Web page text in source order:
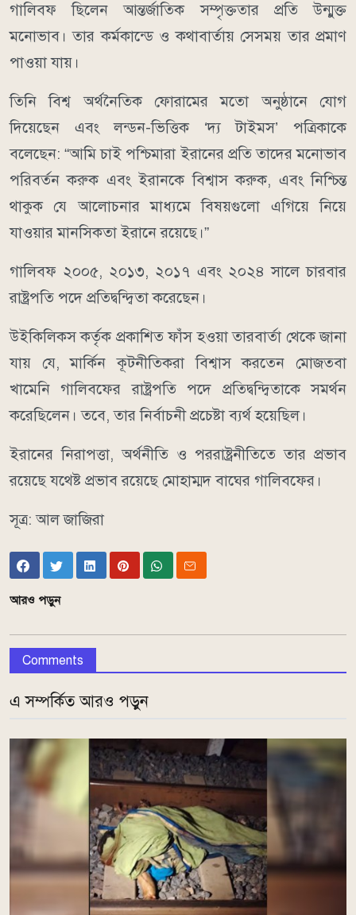
গালিবফ ছিলেন আন্তর্জাতিক সম্পৃক্ততার প্রতি উন্মুক্ত
মনোভাব। তার কর্মকান্ডে ও কথাবার্তায় সেসময় তার প্রমাণ
পাওয়া যায়।
তিনি বিশ্ব অর্থনৈতিক ফোরামের মতো অনুষ্ঠানে যোগ
দিয়েছেন এবং লন্ডন-ভিত্তিক ‘দ্য টাইমস’ পত্রিকাকে
বলেছেন: “আমি চাই পশ্চিমারা ইরানের প্রতি তাদের মনোভাব
পরিবর্তন করুক এবং ইরানকে বিশ্বাস করুক, এবং নিশ্চিন্ত
থাকুক যে আলোচনার মাধ্যমে বিষয়গুলো এগিয়ে নিয়ে
যাওয়ার মানসিকতা ইরানে রয়েছে।”
গালিবফ ২০০৫, ২০১৩, ২০১৭ এবং ২০২৪ সালে চারবার
রাষ্ট্রপতি পদে প্রতিদ্বন্দ্বিতা করেছেন।
উইকিলিকস কর্তৃক প্রকাশিত ফাঁস হওয়া তারবার্তা থেকে জানা
যায় যে, মার্কিন কূটনীতিকরা বিশ্বাস করতেন মোজতবা
খামেনি গালিবফের রাষ্ট্রপতি পদে প্রতিদ্বন্দ্বিতাকে সমর্থন
করেছিলেন। তবে, তার নির্বাচনী প্রচেষ্টা ব্যর্থ হয়েছিল।
ইরানের নিরাপত্তা, অর্থনীতি ও পররাষ্ট্রনীতিতে তার প্রভাব
রয়েছে যথেষ্ট প্রভাব রয়েছে মোহাম্মদ বাঘের গালিবফের।
সূত্র: আল জাজিরা
আরও পড়ুন
Comments
এ সম্পর্কিত আরও পড়ুন